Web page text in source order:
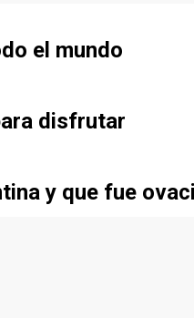
el mundo
disfrutar
y que fue